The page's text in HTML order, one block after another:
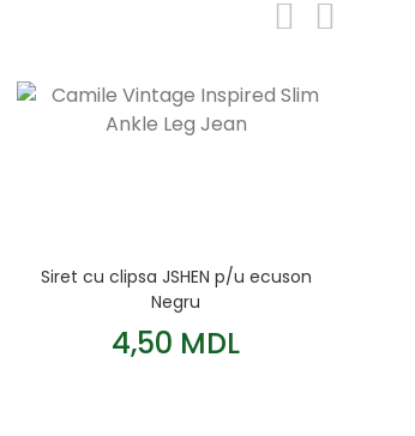
Siret cu clipsa JSHEN p/u ecuson
Negru
4,50 MDL